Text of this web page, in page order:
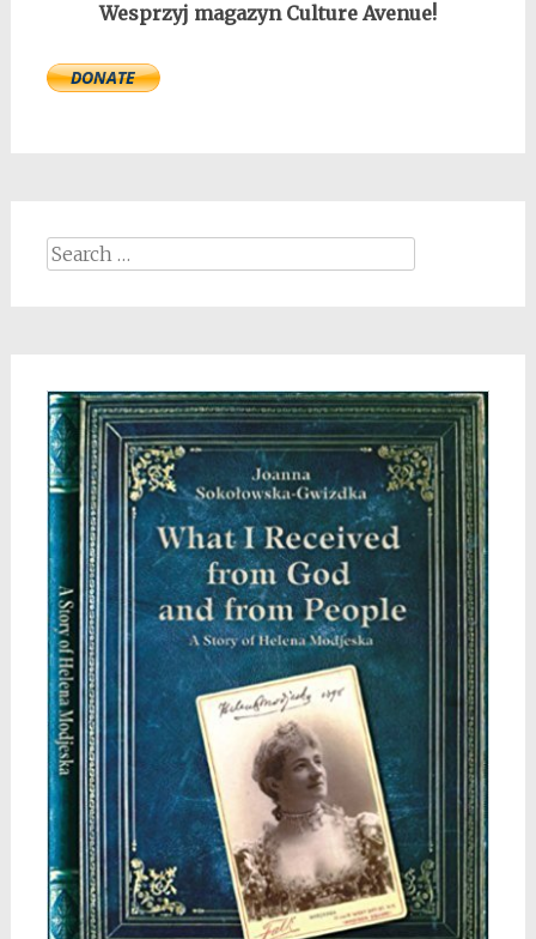
Wesprzyj magazyn Culture Avenue!
Search